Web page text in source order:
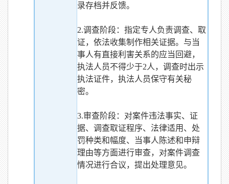
录存档并反馈。
2.调查阶段：指定专人负责调查、取
证，依法收集制作相关证据。与当
事人有直接利害关系的应当回避，
执法人员不得少于2人，调查时出示
执法证件，执法人员保守有关秘
密。
3.审查阶段：对案件违法事实、证
据、调查取证程序、法律适用、处
罚种类和幅度、当事人陈述和申辩
理由等方面进行审查，对案件调查
情况进行合议，提出处理意见。